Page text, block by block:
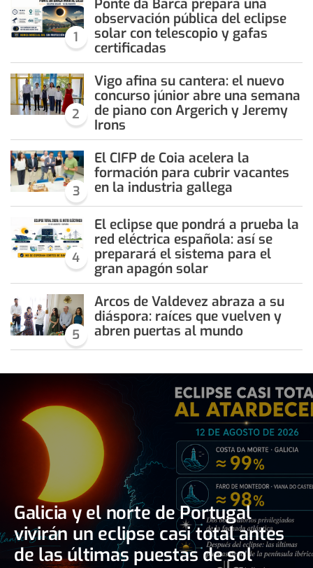
1
Ponte da Barca prepara una
observación pública del eclipse
solar con telescopio y gafas
certificadas
2
Vigo afina su cantera: el nuevo
concurso júnior abre una semana
de piano con Argerich y Jeremy
Irons
3
El CIFP de Coia acelera la
formación para cubrir vacantes
en la industria gallega
4
El eclipse que pondrá a prueba la
red eléctrica española: así se
preparará el sistema para el
gran apagón solar
5
Arcos de Valdevez abraza a su
diáspora: raíces que vuelven y
abren puertas al mundo
Galicia y el norte de Portugal
vivirán un eclipse casi total antes
de las últimas puestas de sol